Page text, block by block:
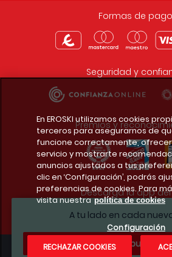
A tu lado en cada
¿Te apuntas?
Formas de
Seguridad y
Premios y
Descarga la app
En EROSKI utilizamos cookies
terceros para asegurarnos de
funcione correctamente,
servicio y mostrarte
anuncios ajustados a tus
clic en ‘Configuración’, podrás
preferencias de cookies. Para
visita nuestra política de cookies
Configuración
RECHAZAR COOKIES